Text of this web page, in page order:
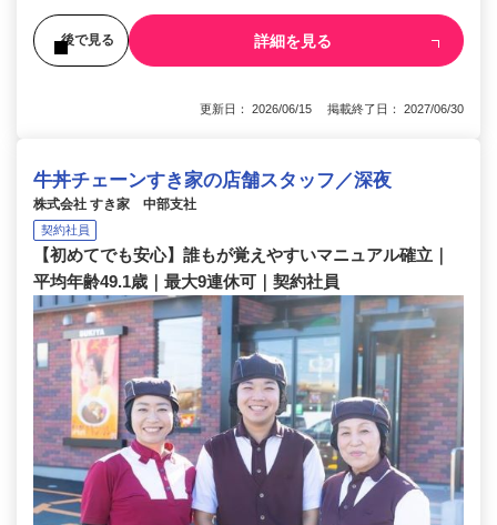
後で見る 詳細を見る
更新日： 2026/06/15 掲載終了日： 2027/06/30
牛丼チェーンすき家の店舗スタッフ／深夜
株式会社 すき家 中部支社
契約社員
【初めてでも安心】誰もが覚えやすいマニュアル確立｜
平均年齢49.1歳｜最大9連休可｜契約社員